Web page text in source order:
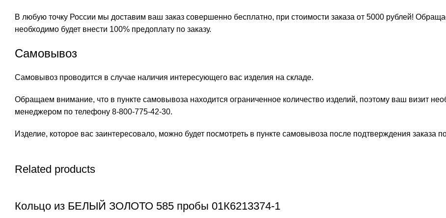
В любую точку России мы доставим ваш заказ совершенно бесплатно, при стоимости заказа от 5000 рублей!
необходимо будет внести 100% предоплату по заказу.
Самовывоз
Самовывоз проводится в случае наличия интересующего вас изделия на складе.
Обращаем внимание, что в пункте самовывоза находится ограниченное количество изделий, поэтому ваш визит
менеджером по телефону 8-800-775-42-30.
Изделие, которое вас заинтересовало, можно будет посмотреть в пункте самовывоза после подтверждения заказа
Related products
Кольцо из БЕЛЫЙ ЗОЛОТО 585 пробы 01К6213374-1